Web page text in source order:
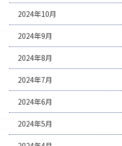
2024年10月
2024年9月
2024年8月
2024年7月
2024年6月
2024年5月